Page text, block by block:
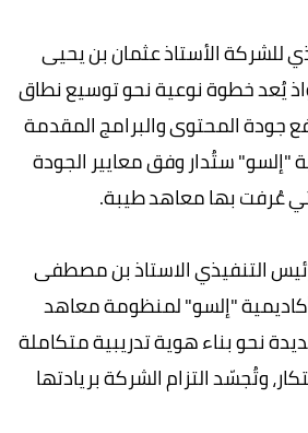
للشركة الأستاذ عثمان بن يحيى
يُعد خطوة نوعية نحو توسيع نطاق
جودة المحتوى والبرامج المقدمة
"إلسو" ستُدار وفق معايير الجودة
عُرفت بها معاهد طيبة.
التنفيذي الاستاذ بن مصطفى
"إلسو" لمنظومة معاهد
نحو بناء هوية تدريبية متكاملة
وتُجسّد التزام الشركة بريادتها